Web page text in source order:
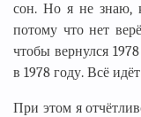
сон. Но я не знаю,
потому что нет
чтобы вернулся
в 1978 году. Всё
При этом я